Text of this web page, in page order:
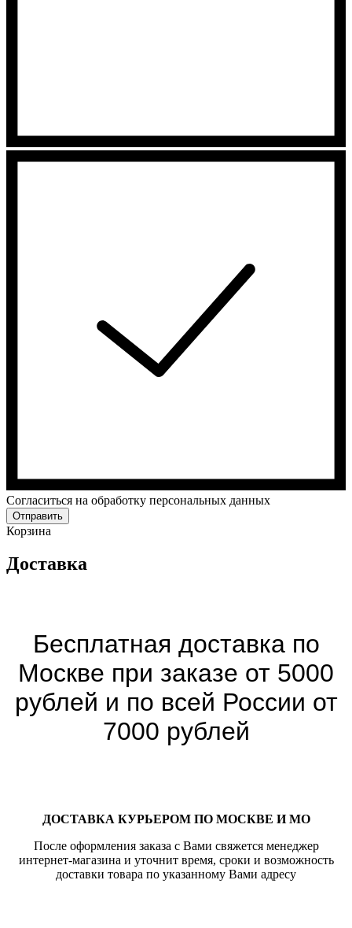
Cогласиться на обработку персональных данных
Отправить
Корзина
Доставка
Бесплатная доставка по
Москве при заказе от 5000
рублей и по всей России от
7000 рублей
ДОСТАВКА КУРЬЕРОМ ПО МОСКВЕ И МО
После оформления заказа с Вами свяжется менеджер
интернет-магазина и уточнит время, сроки и возможность
доставки товара по указанному Вами адресу